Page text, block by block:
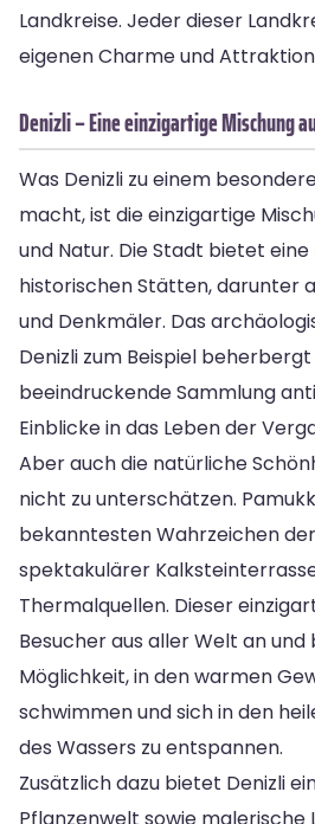
Landkreise. Jeder dieser
eigenen Charme und
Denizli – Eine einzigartige Mischung
Was Denizli zu einem
macht, ist die einzigartige
und Natur. Die Stadt bietet eine
historischen Stätten, darunter
und Denkmäler. Das
Denizli zum Beispiel
beeindruckende Sammlung
Einblicke in das Leben der
Aber auch die natürliche
nicht zu unterschätzen.
bekanntesten Wahrzeichen
spektakulärer
Thermalquellen. Dieser
Besucher aus aller Welt an
Möglichkeit, in den warmen
schwimmen und sich in den
des Wassers zu entspannen.
Zusätzlich dazu bietet Denizli
Pflanzenwelt sowie malerische